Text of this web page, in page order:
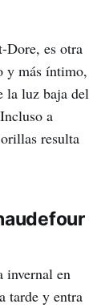
Dore, es otra
y más íntimo,
la luz baja del
a
resulta
invernal en
tarde y entra